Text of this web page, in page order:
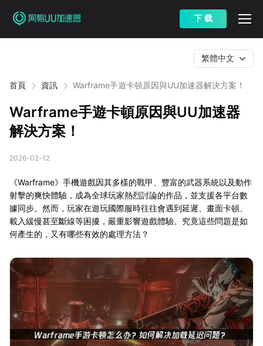
下 载
首頁 資訊 Warframe手遊卡頓原因與UU加速器解決方案！
繁體中文
Warframe手遊卡頓原因與UU加速器
解決方案！
2026-02-12
《Warframe》手機遊戲因其多樣的戰甲、豐富的武器系統以及動作
射擊的爽快體驗，成為全球玩家熱烈討論的作品，並支援各平台數
據同步。然而，玩家在遊玩國際服時往往會遇到延遲、畫面卡頓、
載入緩慢甚至斷線等困擾，嚴重影響遊戲體驗。究竟這些問題是如
何產生的，又有哪些有效的處理方法？